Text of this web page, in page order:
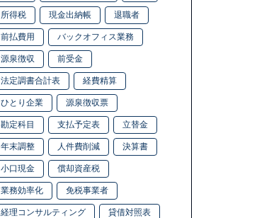
所得税 現金出納帳 退職者
前払費用 バックオフィス業務
源泉徴収 前受金
法定調書合計表 経費精算
ひとり企業 源泉徴収票
勘定科目 支払予定表 立替金
年末調整 人件費削減 決算書
小口現金 償却資産税
業務効率化 免税事業者
経理コンサルティング 貸借対照表